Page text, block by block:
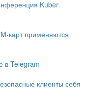
Kuber
карт применяются
в Telegram
клиенты себя